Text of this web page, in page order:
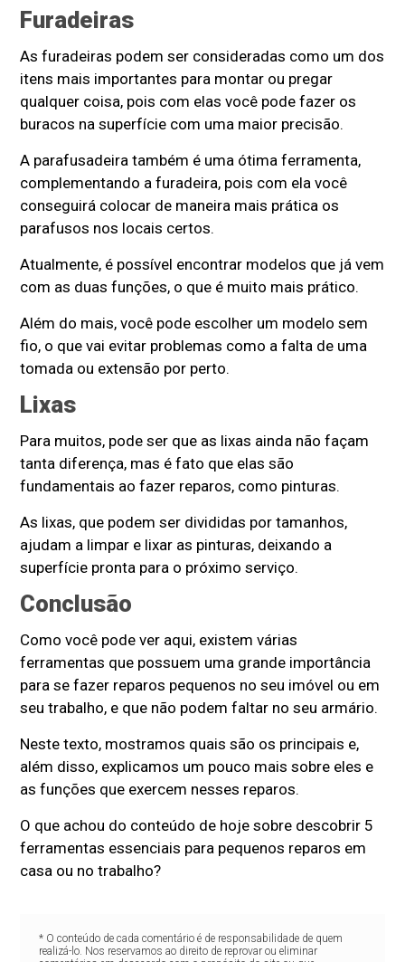
Furadeiras
As furadeiras podem ser consideradas como um dos
itens mais importantes para montar ou pregar
qualquer coisa, pois com elas você pode fazer os
buracos na superfície com uma maior precisão.
A parafusadeira também é uma ótima ferramenta,
complementando a furadeira, pois com ela você
conseguirá colocar de maneira mais prática os
parafusos nos locais certos.
Atualmente, é possível encontrar modelos que já vem
com as duas funções, o que é muito mais prático.
Além do mais, você pode escolher um modelo sem
fio, o que vai evitar problemas como a falta de uma
tomada ou extensão por perto.
Lixas
Para muitos, pode ser que as lixas ainda não façam
tanta diferença, mas é fato que elas são
fundamentais ao fazer reparos, como pinturas.
As lixas, que podem ser divididas por tamanhos,
ajudam a limpar e lixar as pinturas, deixando a
superfície pronta para o próximo serviço.
Conclusão
Como você pode ver aqui, existem várias
ferramentas que possuem uma grande importância
para se fazer reparos pequenos no seu imóvel ou em
seu trabalho, e que não podem faltar no seu armário.
Neste texto, mostramos quais são os principais e,
além disso, explicamos um pouco mais sobre eles e
as funções que exercem nesses reparos.
O que achou do conteúdo de hoje sobre descobrir 5
ferramentas essenciais para pequenos reparos em
casa ou no trabalho?
* O conteúdo de cada comentário é de responsabilidade de quem
realizá-lo. Nos reservamos ao direito de reprovar ou eliminar